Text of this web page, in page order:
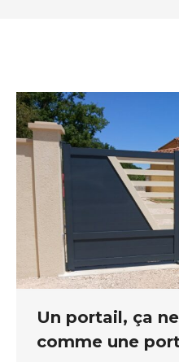
Un portail, ça
comme une